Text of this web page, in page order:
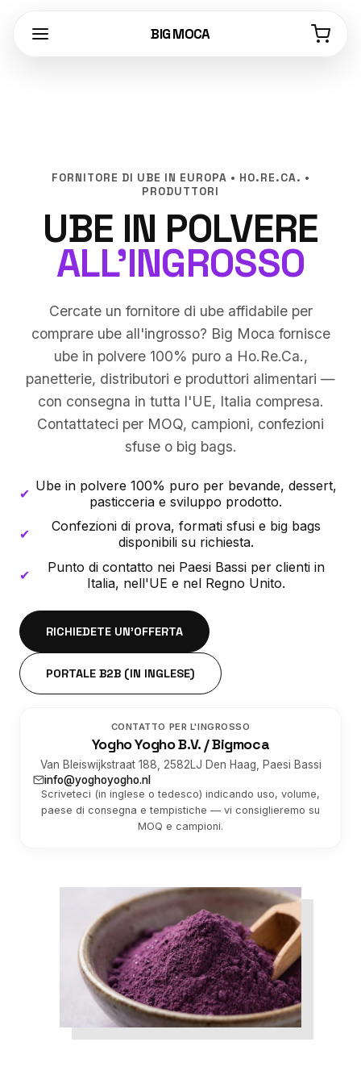
BIG MOCA
FORNITORE DI UBE IN EUROPA • HO.RE.CA. •
PRODUTTORI
UBE IN POLVERE
ALL'INGROSSO
Cercate un fornitore di ube affidabile per
comprare ube all'ingrosso? Big Moca fornisce
ube in polvere 100% puro a Ho.Re.Ca.,
panetterie, distributori e produttori alimentari —
con consegna in tutta l'UE, Italia compresa.
Contattateci per MOQ, campioni, confezioni
sfuse o big bags.
✔ Ube in polvere 100% puro per bevande, dessert,
pasticceria e sviluppo prodotto.
✔
Confezioni di prova, formati sfusi e big bags
disponibili su richiesta.
✔
Punto di contatto nei Paesi Bassi per clienti in
Italia, nell'UE e nel Regno Unito.
RICHIEDETE UN'OFFERTA
PORTALE B2B (IN INGLESE)
CONTATTO PER L'INGROSSO
Yogho Yogho B.V. / Bigmoca
Van Bleiswijkstraat 188, 2582LJ Den Haag, Paesi Bassi
info@yoghoyogho.nl
Scriveteci (in inglese o tedesco) indicando uso, volume,
paese di consegna e tempistiche — vi consiglieremo su
MOQ e campioni.